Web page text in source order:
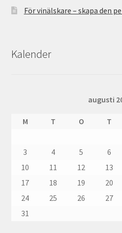
För vinälskare – skapa den
Kalender
augusti
M T O T
3
4 5 6
10
11 12 13
17
18 19 20
24
25 26 27
31